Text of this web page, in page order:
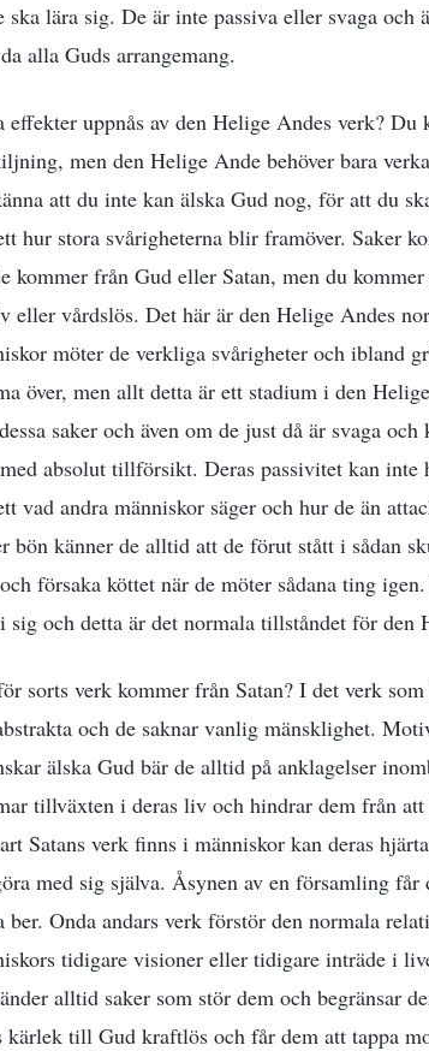
ska lära sig. De är inte passiva eller svaga
alla Guds arrangemang.
uppnås av den Helige Andes verk?
men den Helige Ande behöver bara
att du inte kan älska Gud nog, för att du
hur stora svårigheterna blir framöver. Saker
kommer från Gud eller Satan, men du
eller vårdslös. Det här är den Helige Andes
möter de verkliga svårigheter och ibland
över, men allt detta är ett stadium i den
saker och även om de just då är svaga
absolut tillförsikt. Deras passivitet kan inte
vad andra människor säger och hur de än
bön känner de alltid att de förut stått i sådan
försaka köttet när de möter sådana ting
sig och detta är det normala tillståndet för den
sorts verk kommer från Satan? I det verk
och de saknar vanlig mänsklighet.
älska Gud bär de alltid på anklagelser
tillväxten i deras liv och hindrar dem från
Satans verk finns i människor kan deras
med sig själva. Åsynen av en församling
ber. Onda andars verk förstör den normala
tidigare visioner eller tidigare inträde i
alltid saker som stör dem och begränsar
kärlek till Gud kraftlös och får dem att tappa